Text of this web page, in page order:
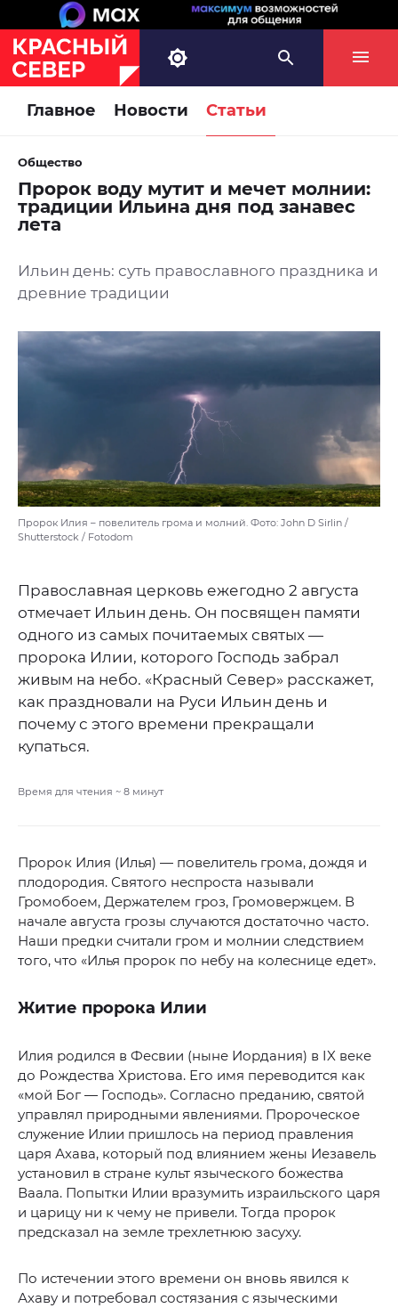
Главное Новости Статьи
Общество
Пророк воду мутит и мечет молнии:
традиции Ильина дня под занавес
лета
Ильин день: суть православного праздника и
древние традиции
Пророк Илия – повелитель грома и молний. Фото: John D Sirlin /
Shutterstock / Fotodom
Православная церковь ежегодно 2 августа
отмечает Ильин день. Он посвящен памяти
одного из самых почитаемых святых —
пророка Илии, которого Господь забрал
живым на небо. «Красный Север» расскажет,
как праздновали на Руси Ильин день и
почему с этого времени прекращали
купаться.
Время для чтения ~ 8 минут
Пророк Илия (Илья) — повелитель грома, дождя и
плодородия. Святого неспроста называли
Громобоем, Держателем гроз, Громовержцем. В
начале августа грозы случаются достаточно часто.
Наши предки считали гром и молнии следствием
того, что «Илья пророк по небу на колеснице едет».
Житие пророка Илии
Илия родился в Фесвии (ныне Иордания) в IX веке
до Рождества Христова. Его имя переводится как
«мой Бог — Господь». Согласно преданию, святой
управлял природными явлениями. Пророческое
служение Илии пришлось на период правления
царя Ахава, который под влиянием жены Иезавель
установил в стране культ языческого божества
Ваала. Попытки Илии вразумить израильского царя
и царицу ни к чему не привели. Тогда пророк
предсказал на земле трехлетнюю засуху.
По истечении этого времени он вновь явился к
Ахаву и потребовал состязания с языческими